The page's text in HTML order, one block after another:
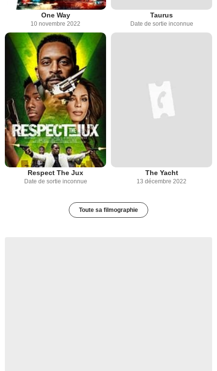
One Way
10 novembre 2022
Taurus
Date de sortie inconnue
Respect The Jux
Date de sortie inconnue
The Yacht
13 décembre 2022
Toute sa filmographie